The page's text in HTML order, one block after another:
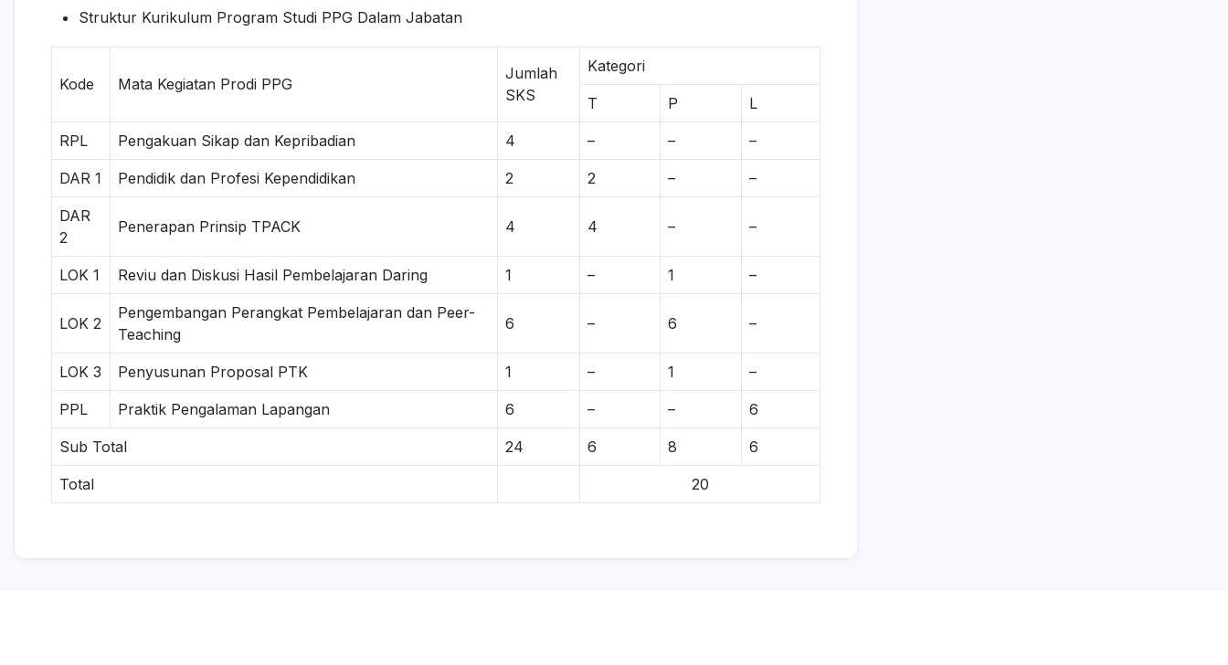
Struktur Kurikulum Program Studi PPG Dalam Jabatan
Kode Mata Kegiatan Prodi PPG
Jumlah
SKS
Kategori
T P L
RPL Pengakuan Sikap dan Kepribadian 4 – – –
DAR 1 Pendidik dan Profesi Kependidikan 2 2 – –
DAR
2
Penerapan Prinsip TPACK 4 4 – –
LOK 1 Reviu dan Diskusi Hasil Pembelajaran Daring 1 – 1 –
LOK 2
Pengembangan Perangkat Pembelajaran dan Peer-
Teaching
6 – 6 –
LOK 3 Penyusunan Proposal PTK 1 – 1 –
PPL Praktik Pengalaman Lapangan 6 – – 6
Sub Total 24 6 8 6
Total 20